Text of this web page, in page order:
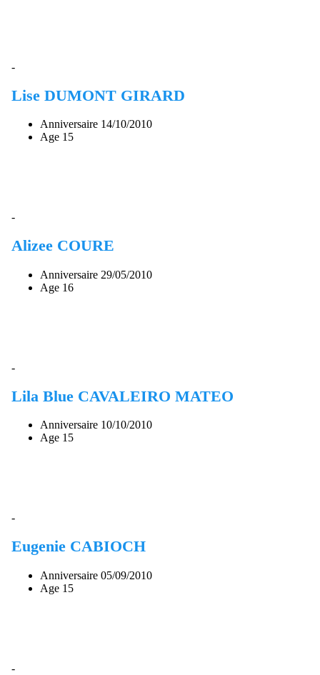
-
Lise DUMONT GIRARD
Anniversaire 14/10/2010
Age 15
-
Alizee COURE
Anniversaire 29/05/2010
Age 16
-
Lila Blue CAVALEIRO MATEO
Anniversaire 10/10/2010
Age 15
-
Eugenie CABIOCH
Anniversaire 05/09/2010
Age 15
-